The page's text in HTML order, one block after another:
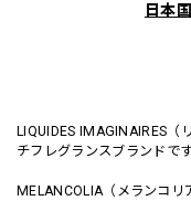
日本
LIQUIDES IMAGINAIRES
チフレグランスブランドです
MELANCOLIA（メランコ